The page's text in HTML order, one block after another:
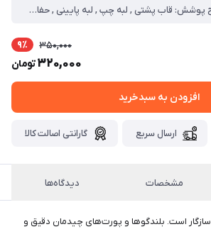
ساختار: نرم، TPU ، سطح پوشش: قاب پشتی , لبه چپ , لبه پایینی , حفاظت از دکمه ها , لبه راست , لبه بالایی ، قابلیت های ویژه: ، - دسترسی آسان به درگاه ها ، - وزن و ضخامت کم ، - مقاوم در برابر ضربه ، - دارای حاشیه های زیبا و براق ، - داری محافظ لنز برای دوربین ، - انعطاف پذیری بالا ، -قابلیت استندشو:دارد
350,000 9٪
320,000تومان
افزودن به سبدخرید
ارسال سریع گارانتی اصالت کالا
مشخصات دیدگاه‌ها
1.این کاور فقط با iPhone سازگار است. بلندگوها و پورت‌های چیدمان دقیق و